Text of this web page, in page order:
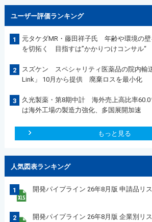
ユーザー評価ランキング
1
元タケダMR・藤田祥子氏 年齢や環境の
を切拓く 目指すは”かかりつけコンサル“
2
スズケン スペシャリティ医薬品の院内輸
Link」 10月から提供 廃棄ロスを最小化
3
久光製薬・第8期中計 海外売上高比率
は海外工場の製造力強化、多国展開加速
もっと見る
人気図表ランキング
1 開発パイプライン 26年8月版 申請品リ
2 開発パイプライン 26年8月版 企業別リ